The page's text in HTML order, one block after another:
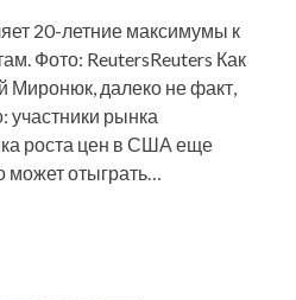
20-летние максимумы к
Фото: ReutersReuters Как
Миронюк, далеко не факт,
участники рынка
роста цен в США еще
может отыграть…